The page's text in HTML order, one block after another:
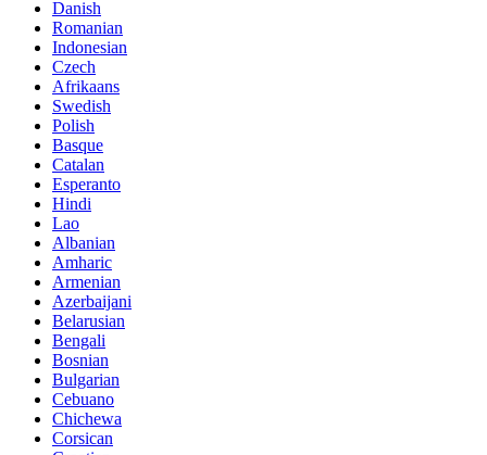
Danish
Romanian
Indonesian
Czech
Afrikaans
Swedish
Polish
Basque
Catalan
Esperanto
Hindi
Lao
Albanian
Amharic
Armenian
Azerbaijani
Belarusian
Bengali
Bosnian
Bulgarian
Cebuano
Chichewa
Corsican